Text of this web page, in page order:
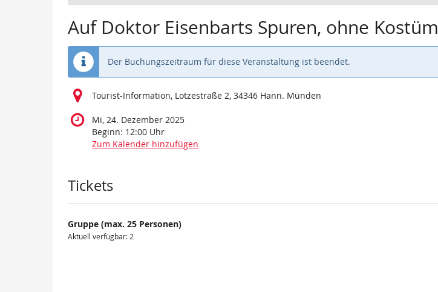
Auf Doktor Eisenbarts Spuren, ohne
Der Buchungszeitraum für diese Veranstaltung ist beendet.
Tourist-Information, Lotzestraße 2, 34346 Hann. Münden
Mi, 24. Dezember 2025
Beginn: 12:00 Uhr
Zum Kalender hinzufügen
Produkte
Tickets
Gruppe (max. 25 Personen)
Aktuell verfügbar: 2